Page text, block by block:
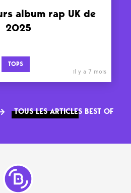
album rap UK de
2025
TOPS
il y a 7 mois
TOUS LES ARTICLES BEST OF